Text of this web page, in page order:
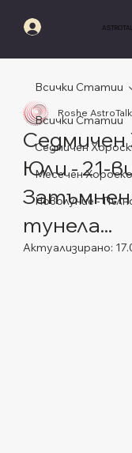
Всички Статии
Седмичен
Месечен
Новолуние -
Всички Статии
Седмичен
Юли - 21-
тунела...
Roshe
Актуализирано: